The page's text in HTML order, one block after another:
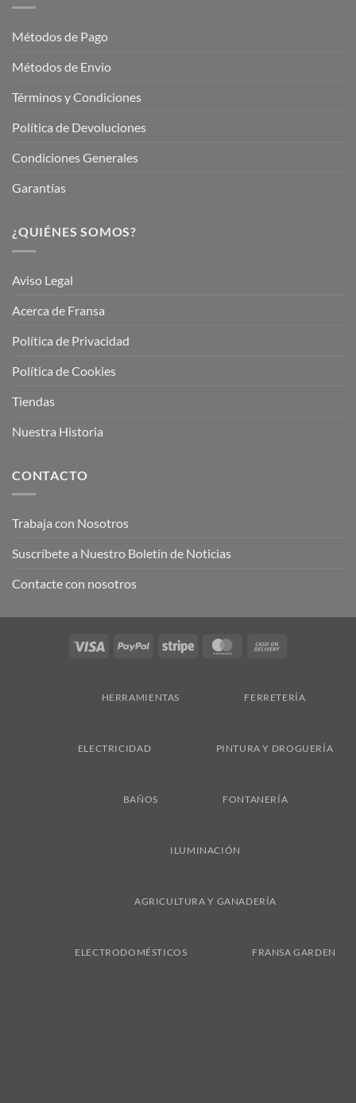
Métodos de Pago
Métodos de Envio
Términos y Condiciones
Política de Devoluciones
Condiciones Generales
Garantías
¿QUIÉNES SOMOS?
Aviso Legal
Acerca de Fransa
Política de Privacidad
Política de Cookies
Tiendas
Nuestra Historia
CONTACTO
Trabaja con Nosotros
Suscríbete a Nuestro Boletín de Noticias
Contacte con nosotros
Visa PayPal Stripe MasterCard
HERRAMIENTAS FERRETERÍA
ELECTRICIDAD PINTURA Y DROGUERÍA
BAÑOS FONTANERÍA
ILUMINACIÓN
AGRICULTURA Y GANADERÍA
ELECTRODOMÉSTICOS FRANSA GARDEN